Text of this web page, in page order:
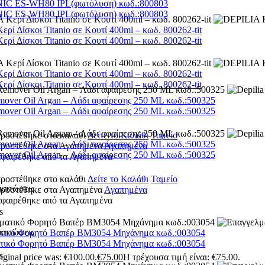
Δίσκοι Titanio σε Κουτί 400ml – κωδ. 800262-tit
Δίσκοι Titanio σε Κουτί 400ml – κωδ. 800262-tit
Oil Argan – Λάδι αφαίρεσης 250 ML κωδ.:500325
Oil Argan – Λάδι αφαίρεσης 250 ML κωδ.:500325
στο καλάθιΔείτε το Καλάθι Ταμείο
στα ΑγαπημέναΑγαπημένα
από τα Αγαπημένα
Φορητό Βαπέρ BM3054 Μηχάνημα κωδ.:003054
Φορητό Βαπέρ BM3054 Μηχάνημα κωδ.:003054
price was: €100.00.€75.00Η τρέχουσα τιμή είναι: €75.00.
ES-WH80 IPL(φωτόλυση) κωδ.:800803
ES-WH80 IPL(φωτόλυση) κωδ.:800803
Δίσκοι Titanio σε Κουτί 400ml – κωδ. 800262-tit
Δίσκοι Titanio σε Κουτί 400ml – κωδ. 800262-tit
Oil Argan – Λάδι αφαίρεσης 250 ML κωδ.:500325
Oil Argan – Λάδι αφαίρεσης 250 ML κωδ.:500325
στο καλάθι Δείτε το Καλάθι Ταμείο
στα Αγαπημένα Αγαπημένα
από τα Αγαπημένα